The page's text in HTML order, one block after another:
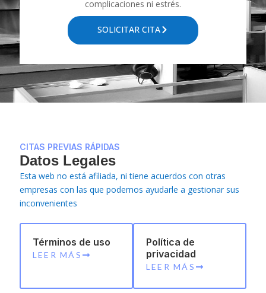
complicaciones ni estrés.
SOLICITAR CITA
CITAS PREVIAS RÁPIDAS
Datos Legales
Esta web no está afiliada, ni tiene acuerdos con otras
empresas con las que podemos ayudarle a gestionar sus
inconvenientes
Términos de uso
LEER MÁS
Política de
privacidad
LEER MÁS